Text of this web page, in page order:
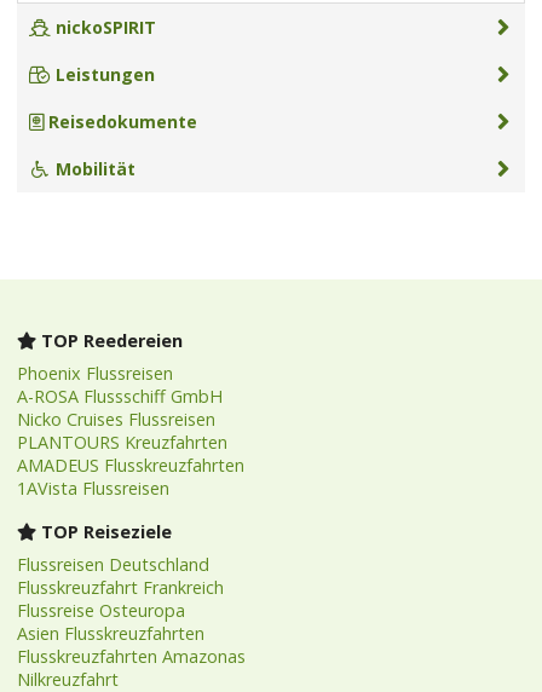
nickoSPIRIT
Leistungen
Reisedokumente
Mobilität
TOP Reedereien
Phoenix Flussreisen
A-ROSA Flussschiff GmbH
Nicko Cruises Flussreisen
PLANTOURS Kreuzfahrten
AMADEUS Flusskreuzfahrten
1AVista Flussreisen
TOP Reiseziele
Flussreisen Deutschland
Flusskreuzfahrt Frankreich
Flussreise Osteuropa
Asien Flusskreuzfahrten
Flusskreuzfahrten Amazonas
Nilkreuzfahrt